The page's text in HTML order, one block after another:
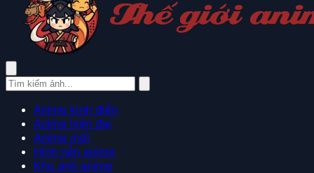
Anime kinh điển
Anime hiện đại
Anime mới
Hình nền anime
Kho ảnh anime